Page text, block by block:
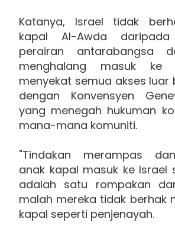
Katanya, Israel tidak
kapal Al-Awda
perairan antarabangsa
menghalang masuk ke
menyekat semua akses luar
dengan Konvensyen
yang menegah hukuman
mana-mana komuniti.
"Tindakan merampas
anak kapal masuk ke Israel
adalah satu rompakan
malah mereka tidak berhak
kapal seperti penjenayah.